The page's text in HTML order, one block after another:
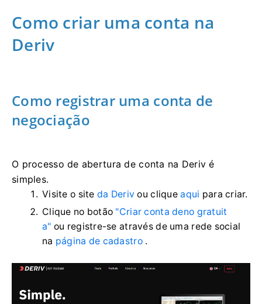
Como criar uma conta na
Deriv
Como registrar uma conta de
negociação
O processo de abertura de conta na Deriv é
simples.
Visite o site da Deriv ou cliqueaqui para criar.
Clique no botão "Criar conta deno gratuit
a" ou registre-se através de uma rede social
na página de cadastro.